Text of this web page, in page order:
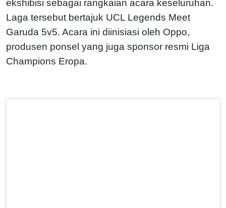
ekshibisi sebagai rangkaian acara keseluruhan.
Laga tersebut bertajuk UCL Legends Meet
Garuda 5v5. Acara ini diinisiasi oleh Oppo,
produsen ponsel yang juga sponsor resmi Liga
Champions Eropa.